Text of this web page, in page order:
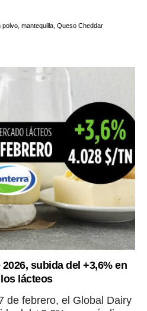
polvo, mantequilla, Queso Cheddar
subida del +3,6% en
lácteos
de febrero, el Global Dairy